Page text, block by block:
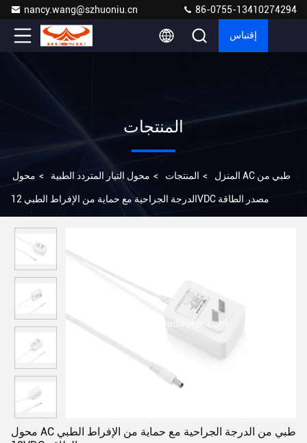
nancy.wang@szhuoniu.cn 86-0755-13410274294
إقتباس
المنتجات
المنزل > المنتجات > محول التيار المتردد الطبية > محول AC طبي من
الدرجة الجراحية مع حماية من الإفراط الطبي 12VDC مصدر الطاقة
محول AC طبي من الدرجة الجراحية مع حماية من الإفراط الطبي